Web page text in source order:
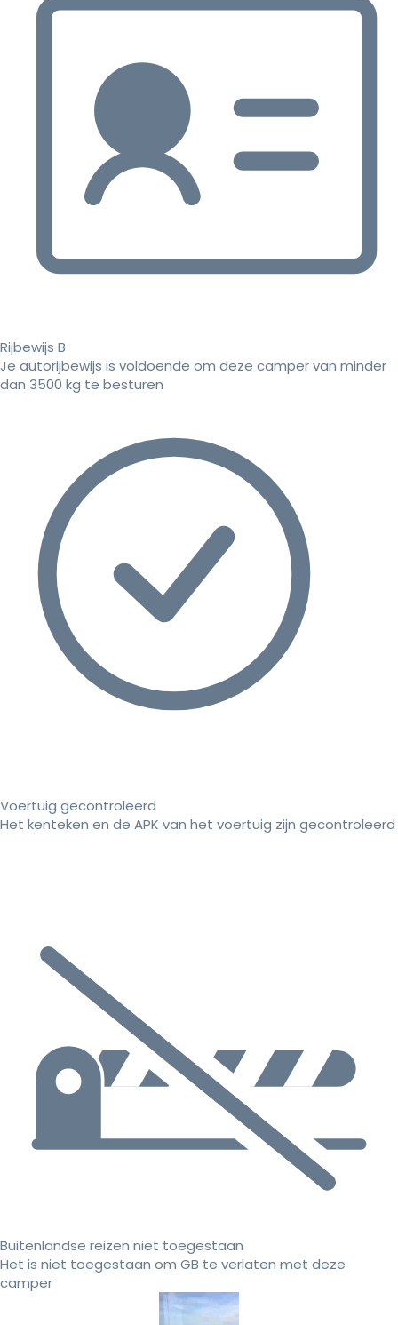
Rijbewijs B
Je autorijbewijs is voldoende om deze camper van minder
dan 3500 kg te besturen
Voertuig gecontroleerd
Het kenteken en de APK van het voertuig zijn gecontroleerd
Buitenlandse reizen niet toegestaan
Het is niet toegestaan om GB te verlaten met deze
camper